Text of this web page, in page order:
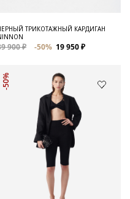
ТРИКОТАЖНЫЙ КАРДИГАН
900 ₽ -50% 19 950 ₽
-50%